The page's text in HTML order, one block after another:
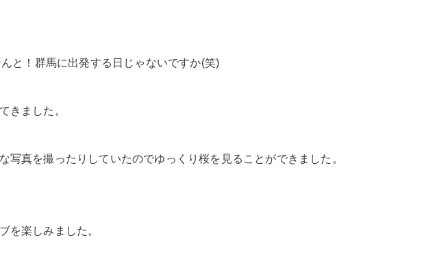
と！群馬に出発する日じゃないですか(笑)
きました。
真を撮ったりしていたのでゆっくり桜を見ることができました。
を楽しみました。